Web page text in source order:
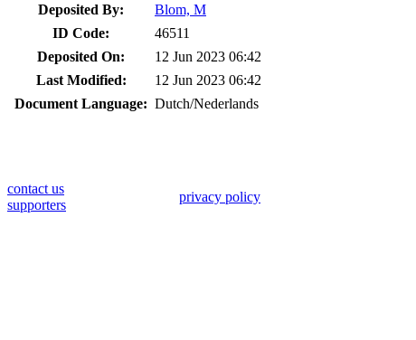
Deposited By:
Blom, M
ID Code:
46511
Deposited On:
12 Jun 2023 06:42
Last Modified:
12 Jun 2023 06:42
Document Language: Dutch/Nederlands
contact us
supporters
privacy policy